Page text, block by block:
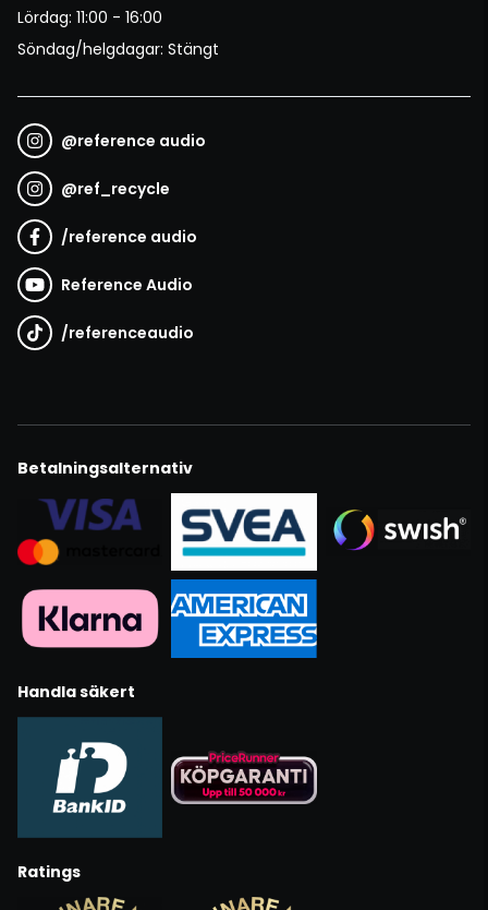
Lördag: 11:00 - 16:00
Söndag/helgdagar: Stängt
@reference audio
@ref_recycle
/reference audio
Reference Audio
/referenceaudio
Betalningsalternativ
Handla säkert
Ratings